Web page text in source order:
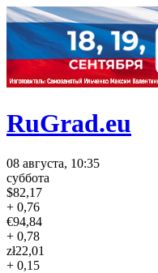
RuGrad.eu
08 августа, 10:35
суббота
$82,17
+ 0,76
€94,84
+ 0,78
zł22,01
+ 0,15